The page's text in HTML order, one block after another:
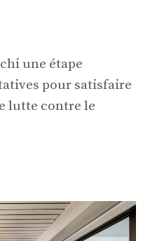
une étape
pour satisfaire
lutte contre le